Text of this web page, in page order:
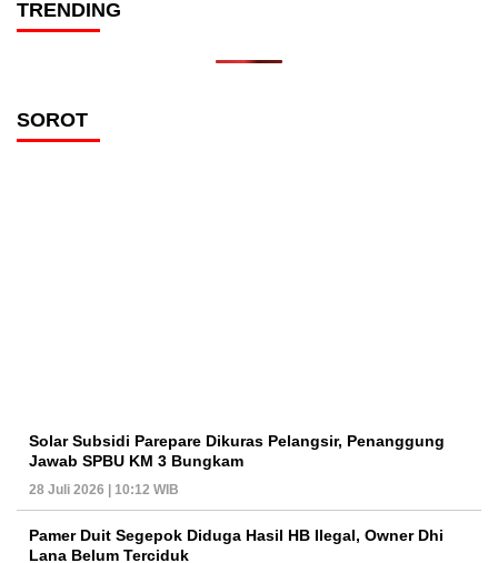
TRENDING
SOROT
Solar Subsidi Parepare Dikuras Pelangsir, Penanggung
Jawab SPBU KM 3 Bungkam
28 Juli 2026 | 10:12 WIB
Pamer Duit Segepok Diduga Hasil HB Ilegal, Owner Dhi
Lana Belum Terciduk